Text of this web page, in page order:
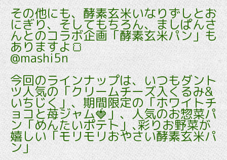
その他にも、酵素玄米いなりずしとお
にぎり、そしてもちろん、ましぱんさ
んとのコラボ企画「酵素玄米パン」も
ありますよ🍞
@mashi5n
今回のラインナップは、いつもダント
ツ人気の「クリームチーズ入くるみ&
いちじく」、期間限定の「ホワイトチ
ョコと苺ジャム🍓」、人気のお惣菜パ
ン「めんたいポテト」､彩りお野菜が
嬉しい「モリモリおやさい酵素玄米パ
ン」